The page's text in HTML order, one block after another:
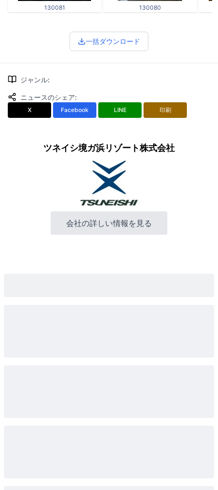
130081 130080
一括ダウンロード
ジャンル:
ニュースのシェア:
X Facebook LINE 印刷
ツネイシ境ガ浜リゾート株式会社
会社の詳しい情報を見る